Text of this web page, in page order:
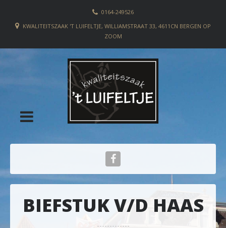
0164-249526
KWALITEITSZAAK 'T LUIFELTJE, WILLIAMSTRAAT 33, 4611CN BERGEN OP
ZOOM
BIEFSTUK V/D HAAS